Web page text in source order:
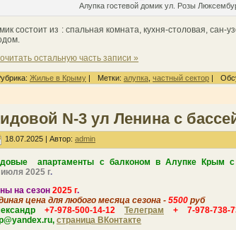
Алупка гостевой домик ул. Розы
состоит из : спальная комната, кухня-столовая, сан-
остальную часть записи »
Жилье в Крыму | Метки: алупка частный сектор |
N-3 ул Ленина с
18.07.2025 | Автор: admin
апартаменты с балконом в Алупке Крым с
июля 2025 г.
на сезон 2025 г.
цена для любого месяца сезона - 5500 руб
+7-978-500-14-12 Телеграм + 7-978-738-
страница ВКонтакте